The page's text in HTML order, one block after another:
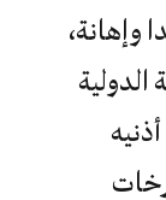
وإهانة،